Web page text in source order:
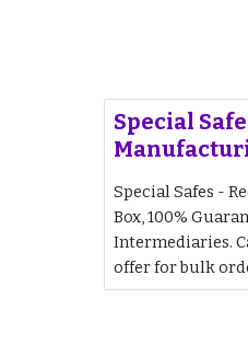
Special
Special Safes -
Box, 100%
Intermediaries.
offer for bulk